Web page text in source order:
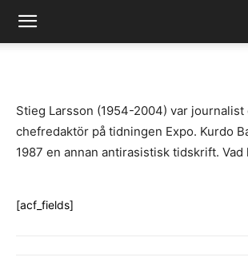
Stieg Larsson (1954-2004) var journalist
chefredaktör på tidningen Expo. Kurdo
1987 en annan antirasistisk tidskrift. Vad
[acf_fields]